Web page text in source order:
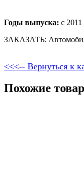
Годы выпуска: с 2011
ЗАКАЗАТЬ:
<<<-- Вернуться к
Похожие